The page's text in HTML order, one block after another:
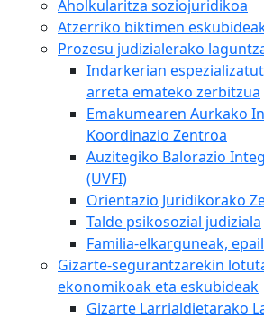
Aholkularitza soziojuridikoa
Atzerriko biktimen
Prozesu judizialerako
Indarkerian
arreta emateko zerbitzua
Emakumearen Aurkako
Koordinazio Zentroa
Auzitegiko Balorazio
(UVFI)
Orientazio Juridikorako
Talde psikosozial judiziala
Familia-elkarguneak,
Gizarte-segurantzarekin
ekonomikoak eta eskubideak
Gizarte Larrialdietarako